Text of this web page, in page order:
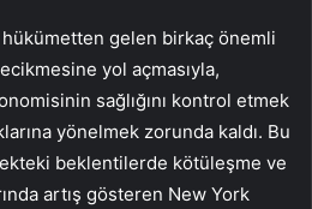
gelen birkaç önemli
yol açmasıyla,
sağlığını kontrol etmek
yönelmek zorunda kaldı. Bu
beklentilerde kötüleşme ve
artış gösteren New York